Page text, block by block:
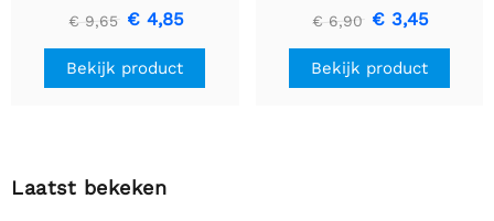
U1V10F3
€ 9,65 € 4,85
Bekijk product
€ 6,90 € 3,45
Bekijk product
Laatst bekeken